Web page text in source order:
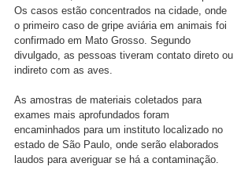
Os casos estão concentrados na cidade, onde
o primeiro caso de gripe aviária em animais foi
confirmado em Mato Grosso. Segundo
divulgado, as pessoas tiveram contato direto ou
indireto com as aves.
As amostras de materiais coletados para
exames mais aprofundados foram
encaminhados para um instituto localizado no
estado de São Paulo, onde serão elaborados
laudos para averiguar se há a contaminação.